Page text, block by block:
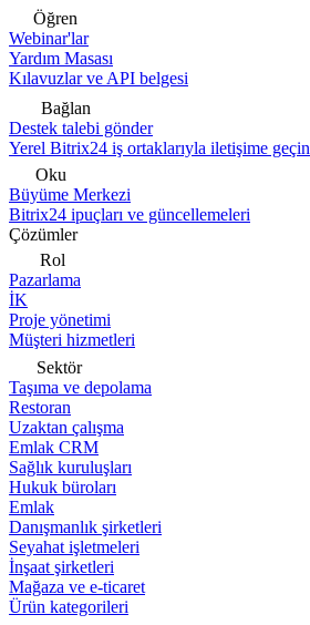
Öğren
Webinar'lar
Yardım Masası
Kılavuzlar ve API belgesi
Bağlan
Destek talebi gönder
Yerel Bitrix24 iş ortaklarıyla iletişime geçin
Oku
Büyüme Merkezi
Bitrix24 ipuçları ve güncellemeleri
Çözümler
Rol
Pazarlama
İK
Proje yönetimi
Müşteri hizmetleri
Sektör
Taşıma ve depolama
Restoran
Uzaktan çalışma
Emlak CRM
Sağlık kuruluşları
Hukuk büroları
Emlak
Danışmanlık şirketleri
Seyahat işletmeleri
İnşaat şirketleri
Mağaza ve e-ticaret
Ürün kategorileri